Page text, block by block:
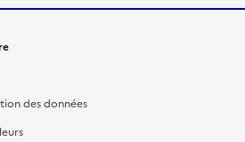
des données